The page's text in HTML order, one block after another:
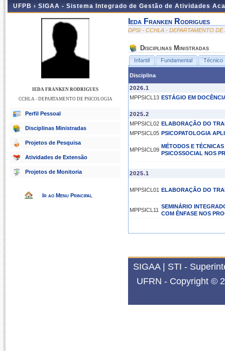
UFPB › SIGAA - Sistema Integrado de Gestão de Atividades
IEDA FRANKEN RODRIGUES
CCHLA - DEPARTAMENTO DE PSICOLOGIA
Perfil Pessoal
Disciplinas Ministradas
Projetos de Pesquisa
Atividades de Extensão
Projetos de Monitoria
Ir ao Menu Principal
Ieda Franken Rodrigues
DPSI - CCHLA - DEPARTAMENTO
Disciplinas Ministradas
Infantil Fundamental Técnico
Disciplina
2026.1
MPPSICL13 ESTÁGIO EM
2025.2
MPPSICL02 ELABORAÇÃO DO
MPPSICL05 PSICOPATOLOGIA
MPPSICL09
MÉTODOS E
PSICOSSOCIAL NOS
2025.1
MPPSICL01 ELABORAÇÃO DO
MPPSICL11
SEMINÁRIO
COM ÊNFASE NOS
SIGAA | STI -
UFRN - Copyright ©